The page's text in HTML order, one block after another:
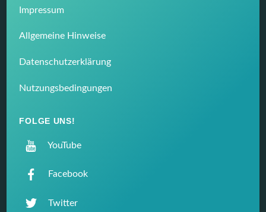
Impressum
Allgemeine Hinweise
Datenschutzerklärung
Nutzungsbedingungen
FOLGE UNS!
YouTube
Facebook
Twitter